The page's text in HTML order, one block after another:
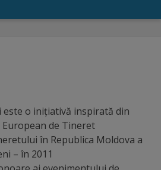
o iniţiativă inspirată din
de Tineret
în Republica Moldova a
– în 2011